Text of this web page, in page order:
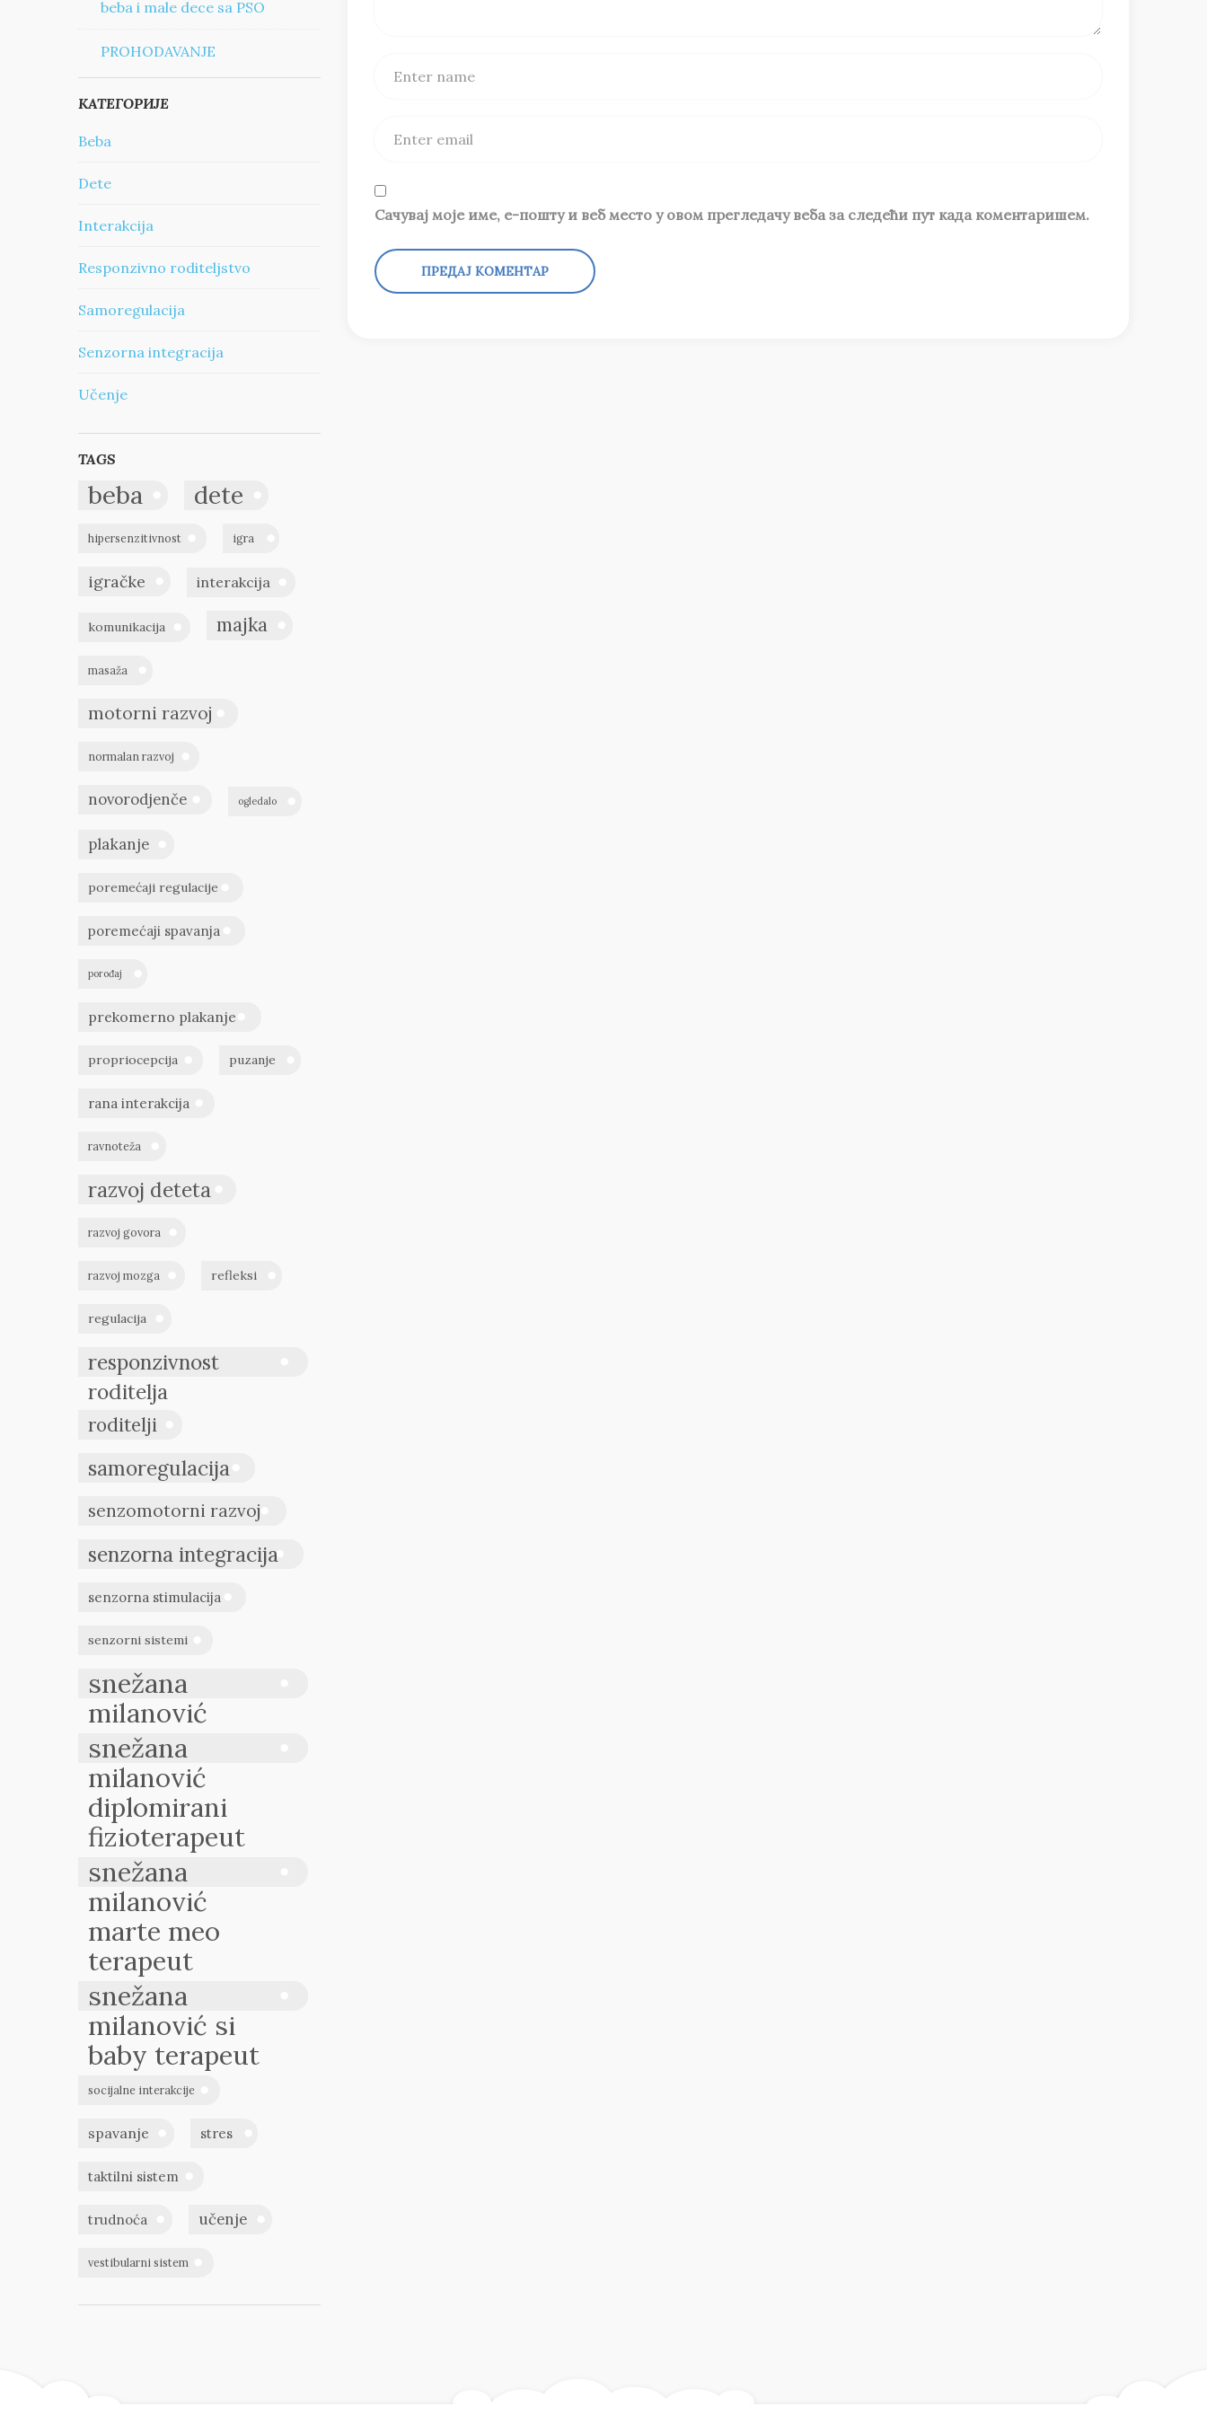
beba i male dece sa PSO
PROHODAVANJE
КАТЕГОРИЈЕ
Beba
Dete
Interakcija
Responzivno roditeljstvo
Samoregulacija
Senzorna integracija
Učenje
TAGS
beba dete
hipersenzitivnost igra
igračke interakcija
komunikacija majka
masaža
motorni razvoj
normalan razvoj
novorodjenče ogledalo
plakanje
poremećaji regulacije
poremećaji spavanja
porođaj
prekomerno plakanje
propriocepcija puzanje
rana interakcija
ravnoteža
razvoj deteta
razvoj govora
razvoj mozga refleksi
regulacija
responzivnost
roditelja
roditelji
samoregulacija
senzomotorni razvoj
senzorna integracija
senzorna stimulacija
senzorni sistemi
snežana
milanović
snežana
milanović
diplomirani
fizioterapeut
snežana
milanović
marte meo
terapeut
snežana
milanović si
baby terapeut
socijalne interakcije
spavanje stres
taktilni sistem
trudnoća učenje
vestibularni sistem
Сачувај моје име, е-пошту и веб место у овом прегледачу веба за следећи пут када коментаришем.